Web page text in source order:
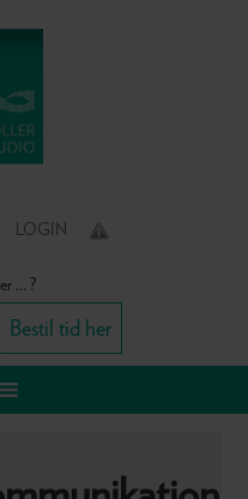
LOGIN
... ?
Bestil tid her